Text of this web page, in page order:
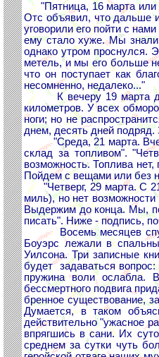
"Пятница, 16 марта или
Отс объявил, что дальше
уговорили его пойти с
ему стало хуже. Мы
однако утром проснулся.
метель, и мы его больше
что он поступает как
несомненно, недалеко..."
К вечеру 19 марта до
километров. У всех
ноги; но не
днем, десять дней подряд.
"Среда, 21 марта. Вчера
склад за топливом".
возможность. Топлива
Пойдем с вещами или без
"Четверг, 29 марта. С
миль), но нет
Выдержим до конца. Мы,
писать". Ниже - подпись,
Восемь месяцев спустя
Боуэрс лежали в
Уилсона. Три записные
будет задаваться вопрос:
пружина воли ослабла.
бессмертного подвига
бренное существование,
Думается, в таком
действительно "ужасное
впрягшись в сани. Их
среднем за сутки чуть